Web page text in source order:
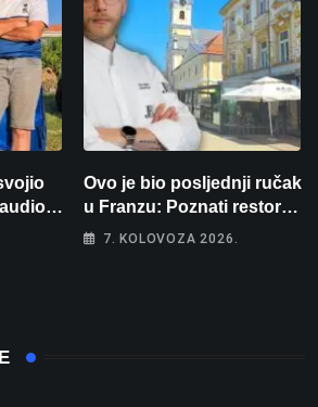
Ovo je bio posljednji ručak
u Franzu: Poznati restoran
otišao u povijest, a
7. KOLOVOZA 2026.